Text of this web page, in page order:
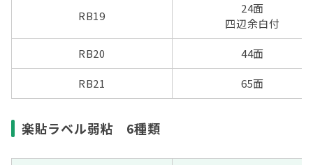
RB19
24面
四辺余白付
RB20 44面
RB21 65面
楽貼ラベル弱粘 6種類